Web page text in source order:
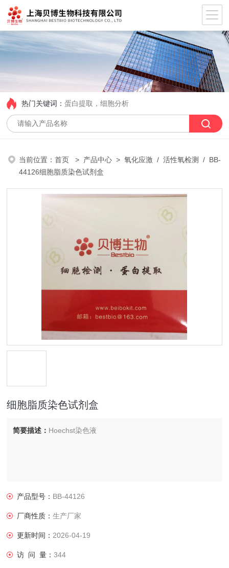
热门关键词：蛋白提取，细胞分析
当前位置：首页 > 产品中心 >氧化应激 /活性氧检测
/ BB-
44126细胞脂质染色试剂盒
细胞脂质染色试剂盒
简要描述： Hoechst染色液
产品型号： BB-44126
厂商性质：生产厂家
更新时间： 2026-04-19
访 问 量：344